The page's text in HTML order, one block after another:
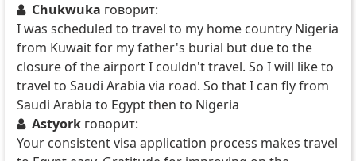
Chukwuka говорит:
I was scheduled to travel to my home country Nigeria
from Kuwait for my father's burial but due to the
closure of the airport I couldn't travel. So I will like to
travel to Saudi Arabia via road. So that I can fly from
Saudi Arabia to Egypt then to Nigeria
Astyork говорит:
Your consistent visa application process makes travel